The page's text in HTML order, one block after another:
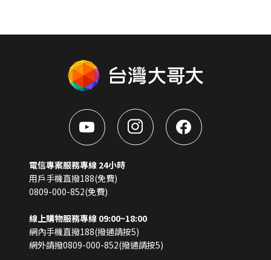
電信專案服務專線 24小時
用戶手機直撥188(免費)
0809-000-852(免費)
線上購物服務專線 09:00~18:00
網內手機直撥188(撥通請按5)
網外請撥0809-000-852(撥通請按5)